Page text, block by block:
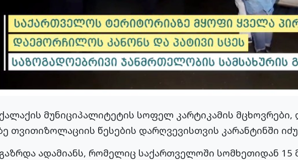
მუნიციპალიტეტის სოფელ კარტიკამის მცხოვრები,
თვითიზოლაციის წესების დარღვევისთვის კარანტინში
ადამიანს, რომელიც საქართველოში სომხეთიდან 15